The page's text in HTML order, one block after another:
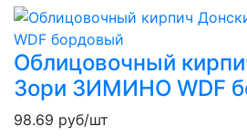
Облицовочный
Зори ЗИМИНО WDF
98.69 руб/шт